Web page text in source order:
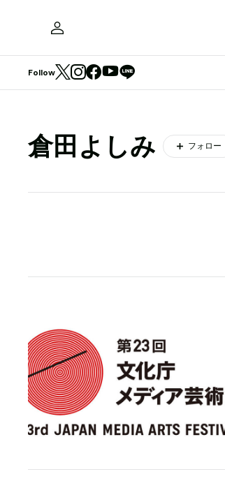
Follow
倉田よしみ フォロー